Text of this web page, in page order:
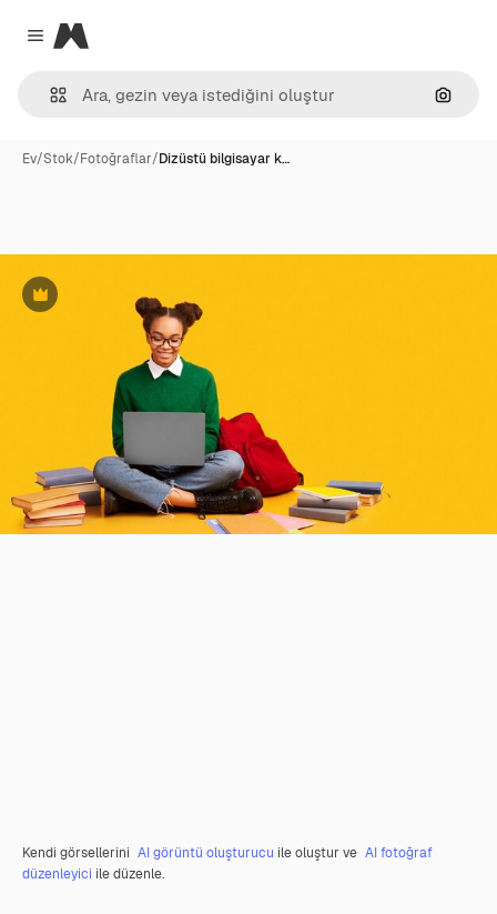
Close menu
Magnific
Ev/Stok/Fotoğraflar/Dizüstü bilgisayar k…
Premium
Kendi görsellerini AI görüntü oluşturucu ile oluştur ve AI fotoğraf
düzenleyici ile düzenle.